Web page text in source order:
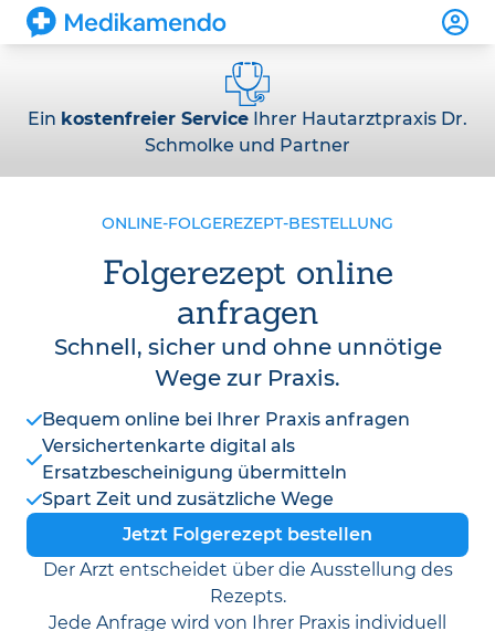
Ein kostenfreier Service Ihrer Hautarztpraxis Dr.
Schmolke und Partner
ONLINE-FOLGEREZEPT-BESTELLUNG
Folgerezept online
anfragen
Schnell, sicher und ohne unnötige
Wege zur Praxis.
Bequem online bei Ihrer Praxis anfragen
Versichertenkarte digital als
Ersatzbescheinigung übermitteln
Spart Zeit und zusätzliche Wege
Jetzt Folgerezept bestellen
Der Arzt entscheidet über die Ausstellung des
Rezepts.
Jede Anfrage wird von Ihrer Praxis individuell